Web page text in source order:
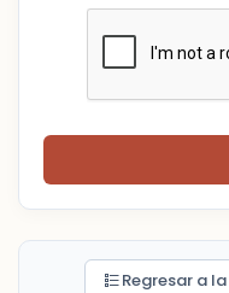
Regresar a